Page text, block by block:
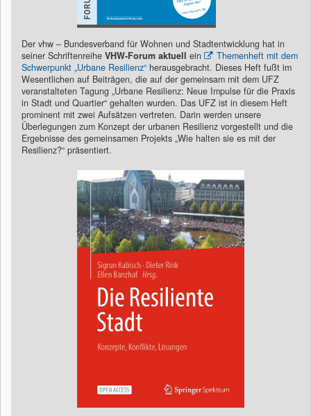
Der vhw – Bundesverband für Wohnen und Stadtentwicklung hat in
seiner Schriftenreihe VHW-Forum aktuell ein
Themenheft mit dem
Schwerpunkt „Urbane Resilienz“ herausgebracht. Dieses Heft fußt im
Wesentlichen auf Beiträgen, die auf der gemeinsam mit dem UFZ
veranstalteten Tagung „Urbane Resilienz: Neue Impulse für die Praxis
in Stadt und Quartier“ gehalten wurden. Das UFZ ist in diesem Heft
prominent mit zwei Aufsätzen vertreten. Darin werden unsere
Überlegungen zum Konzept der urbanen Resilienz vorgestellt und die
Ergebnisse des gemeinsamen Projekts „Wie halten sie es mit der
Resilienz?“ präsentiert.